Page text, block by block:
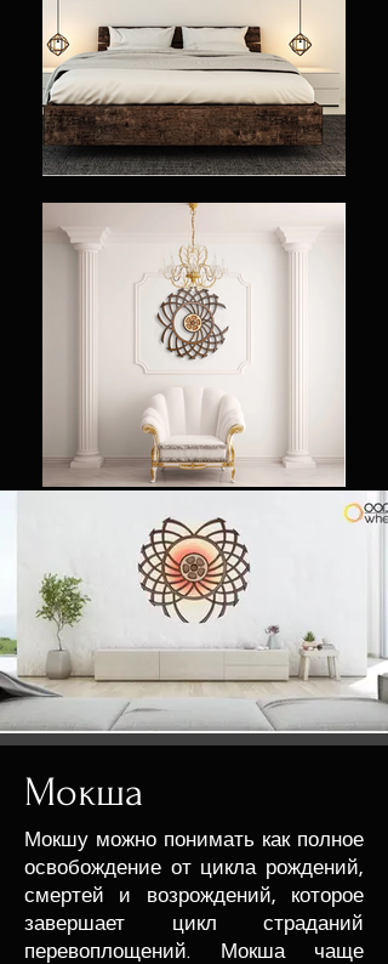
Мокша
Мокшу можно понимать как полное
освобождение от цикла рождений,
смертей и возрождений, которое
завершает цикл страданий
перевоплощений. Мокша чаще